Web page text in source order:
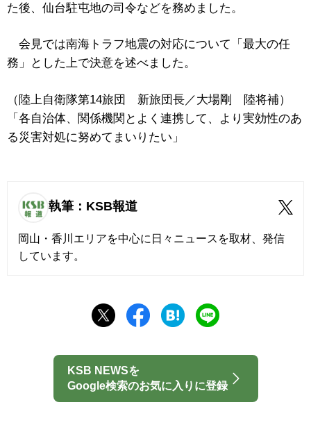
た後、仙台駐屯地の司令などを務めました。
会見では南海トラフ地震の対応について「最大の任
務」とした上で決意を述べました。
（陸上自衛隊第14旅団 新旅団長／大場剛 陸将補）
「各自治体、関係機関とよく連携して、より実効性のあ
る災害対処に努めてまいりたい」
執筆：KSB報道
岡山・香川エリアを中心に日々ニュースを取材、発信
しています。
KSB NEWSを
Google検索のお気に入りに登録